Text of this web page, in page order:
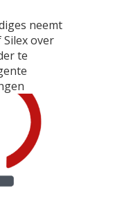
neemt
over
te